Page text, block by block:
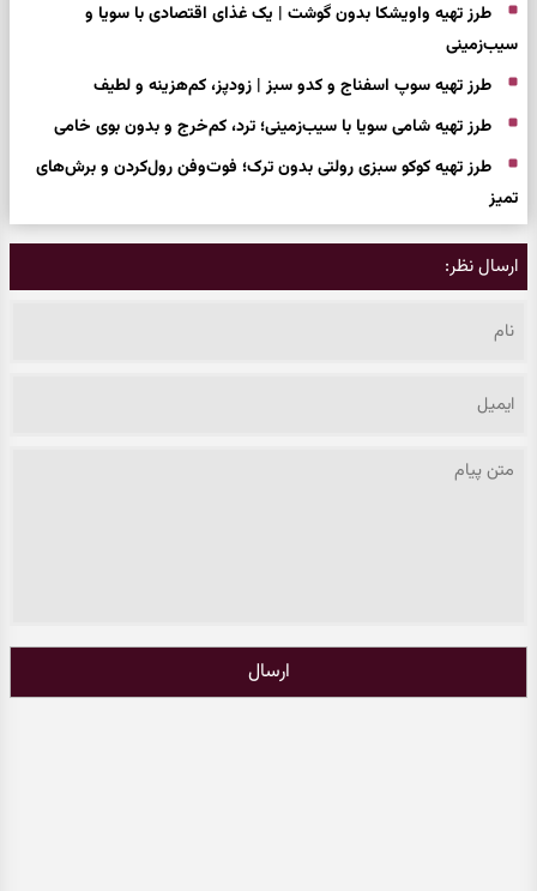
طرز تهیه واویشکا بدون گوشت | یک غذای اقتصادی با سویا و
سیب‌زمینی
طرز تهیه سوپ اسفناج و کدو سبز | زودپز، کم‌هزینه و لطیف
طرز تهیه شامی سویا با سیب‌زمینی؛ ترد، کم‌خرج و بدون بوی خامی
طرز تهیه کوکو سبزی رولتی بدون ترک؛ فوت‌وفن رول‌کردن و برش‌های
تمیز
ارسال نظر:
ارسال